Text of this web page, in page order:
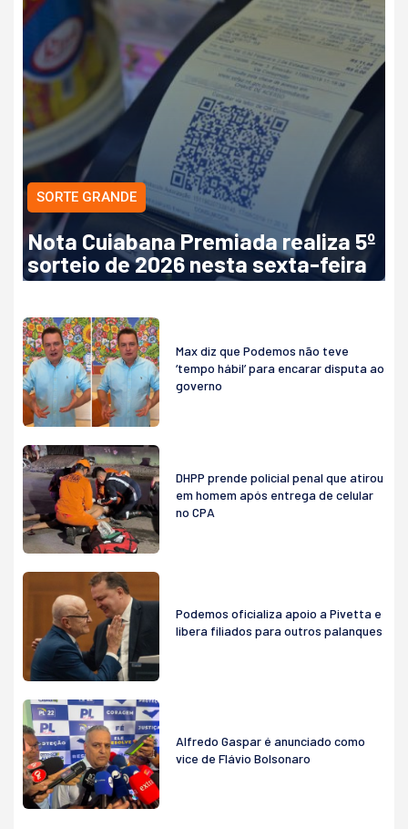
SORTE GRANDE
Nota Cuiabana Premiada realiza 5º
sorteio de 2026 nesta sexta-feira
Max diz que Podemos não teve
‘tempo hábil’ para encarar disputa ao
governo
DHPP prende policial penal que atirou
em homem após entrega de celular
no CPA
Podemos oficializa apoio a Pivetta e
libera filiados para outros palanques
Alfredo Gaspar é anunciado como
vice de Flávio Bolsonaro